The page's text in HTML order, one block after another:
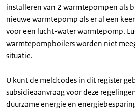
installeren van 2 warmtepompen als
nieuwe warmtepomp als er al een
voor een lucht-water warmtepomp.
warmtepompboilers worden niet
situatie.
U kunt de meldcodes in dit register
subsidieaanvraag voor deze
duurzame energie en